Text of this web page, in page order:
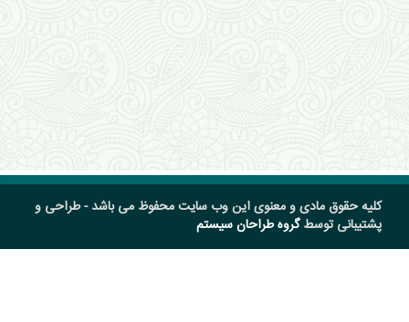
کلیه حقوق مادی و معنوی این وب سایت محفوظ می باشد - طراحی و
پشتیبانی توسطگروه طراحان سیستم